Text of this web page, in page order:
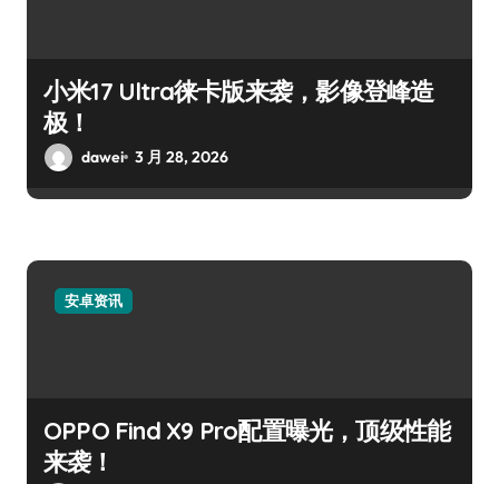
小米17 Ultra徕卡版来袭，影像登峰造
极！
dawei 3 月 28, 2026
安卓资讯
OPPO Find X9 Pro配置曝光，顶级性能
来袭！